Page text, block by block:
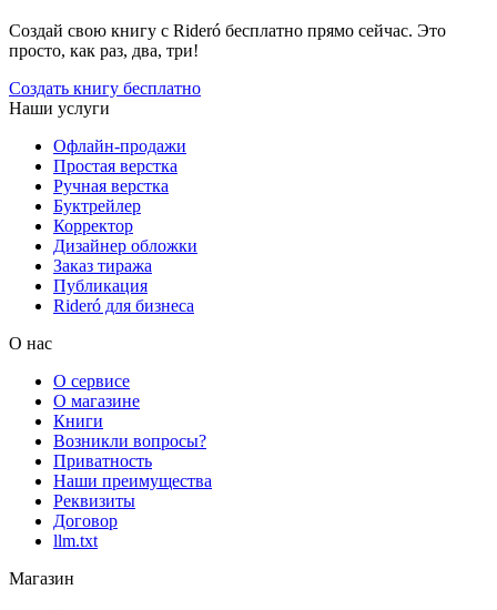
Создай свою книгу с Rideró бесплатно прямо сейчас. Это
просто, как раз, два, три!
Создать книгу бесплатно
Наши услуги
Офлайн-продажи
Простая верстка
Ручная верстка
Буктрейлер
Корректор
Дизайнер обложки
Заказ тиража
Публикация
Rideró для бизнеса
О нас
О сервисе
О магазине
Книги
Возникли вопросы?
Приватность
Наши преимущества
Реквизиты
Договор
llm.txt
Магазин